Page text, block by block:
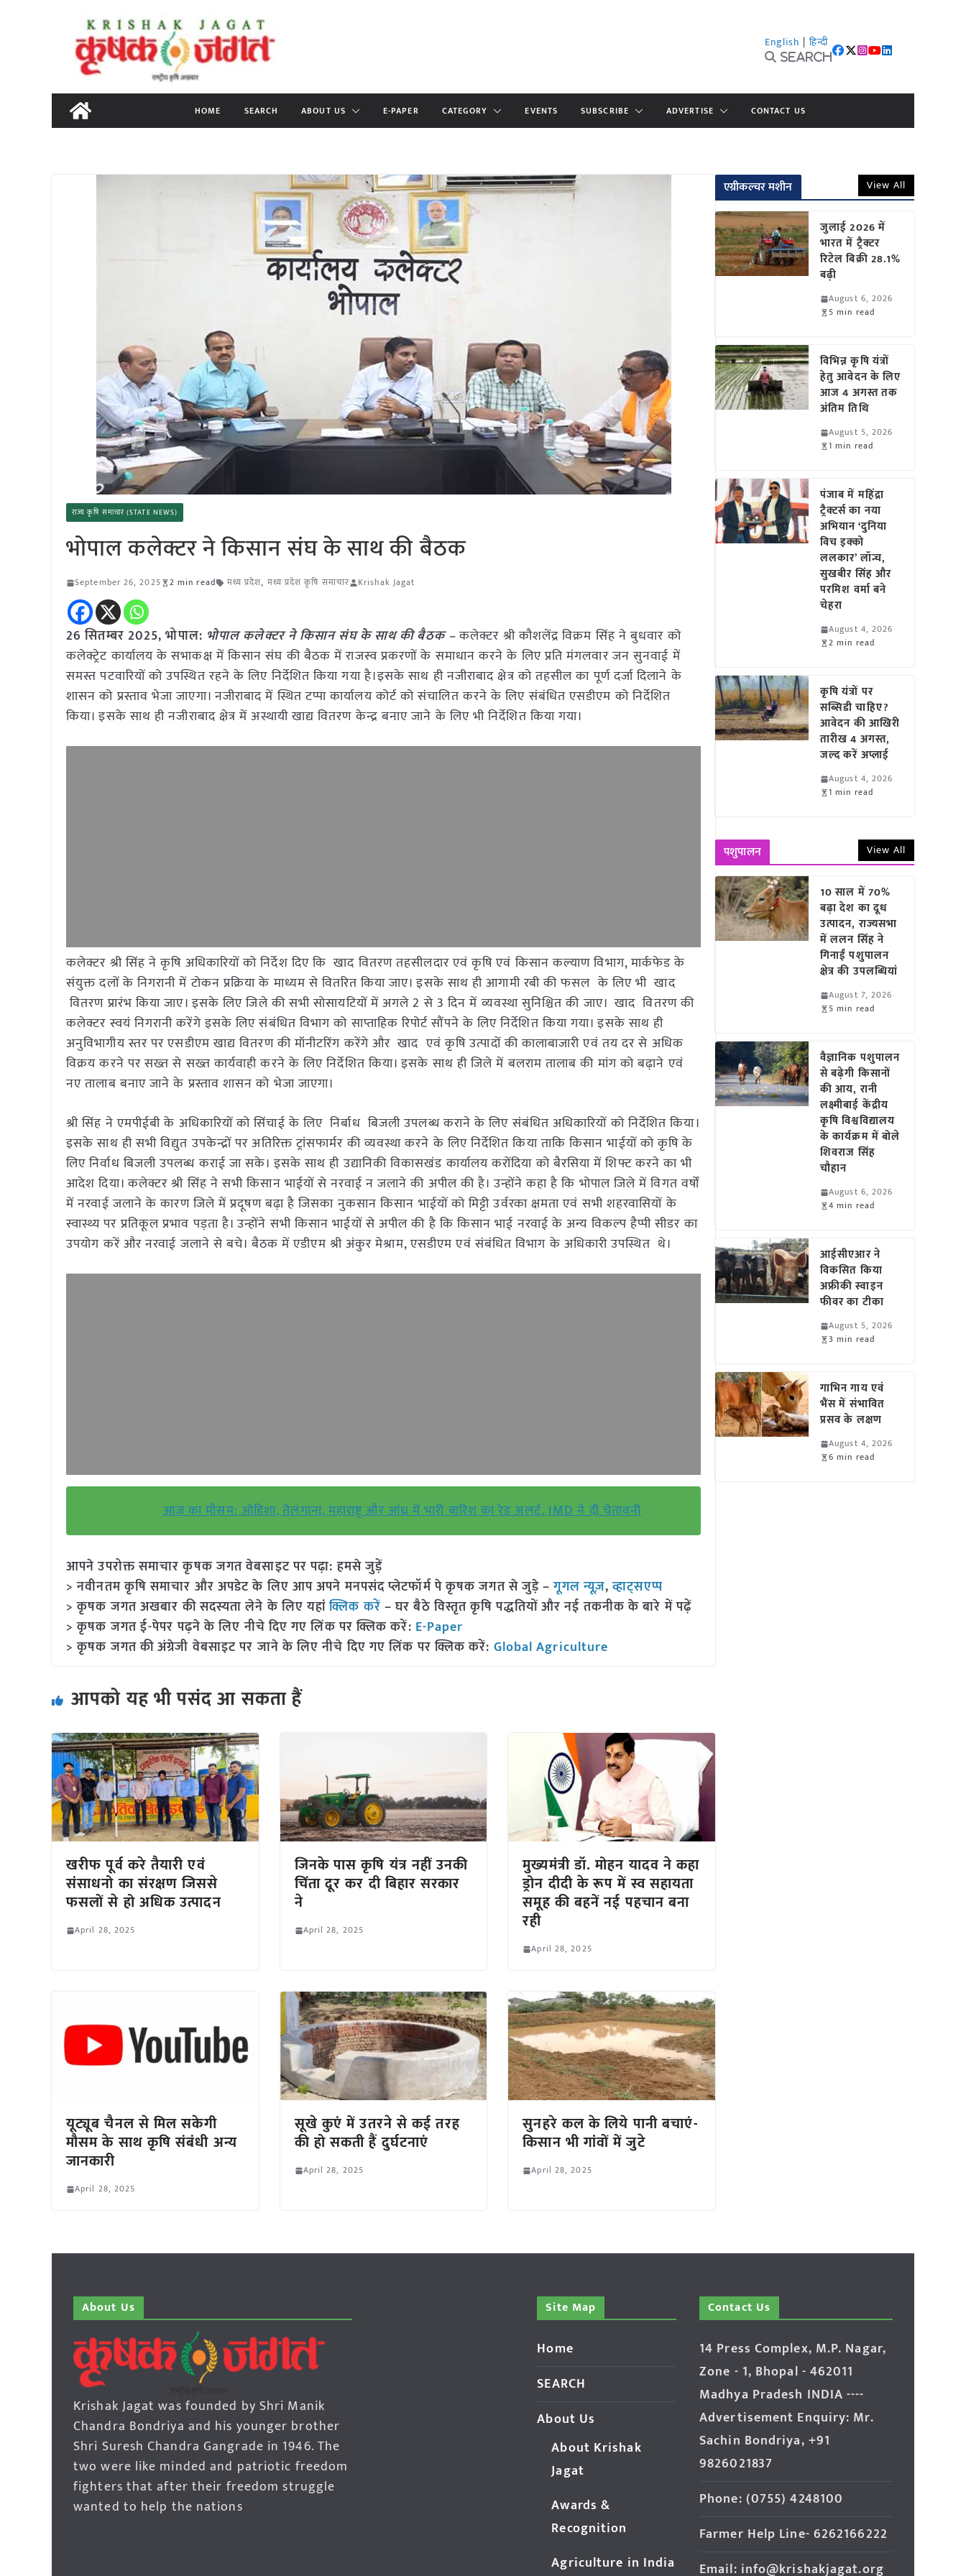
content
English | हिन्दी
Search
HOME SEARCH ABOUT US E-PAPER CATEGORY EVENTS SUBSCRIBE ADVERTISE CONTACT US
राज्य कृषि समाचार (STATE NEWS)
भोपाल कलेक्टर ने किसान संघ के साथ की बैठक
September 26, 2025 2 min read मध्य प्रदेश, मध्य प्रदेश कृषि समाचार Krishak Jagat
26 सितम्बर 2025,भोपाल: भोपाल कलेक्टर ने किसान संघ के साथ की बैठक –कलेक्टर श्री कौशलेंद्र विक्रम सिंह ने बुधवार को
कलेक्ट्रेट कार्यालय के सभाकक्ष में किसान संघ की बैठक में राजस्व प्रकरणों के समाधान करने के लिए प्रति मंगलवार जन सुनवाई में
समस्त पटवारियों को उपस्थित रहने के लिए निर्देशित किया गया है।इसके साथ ही नजीराबाद क्षेत्र को तहसील का पूर्ण दर्जा दिलाने के
शासन को प्रस्ताव भेजा जाएगा। नजीराबाद में स्थित टप्पा कार्यालय कोर्ट को संचालित करने के लिए संबंधित एसडीएम को निर्देशित
किया। इसके साथ ही नजीराबाद क्षेत्र में अस्थायी खाद्य वितरण केन्द्र बनाए जाने के लिए भी निर्देशित किया गया।
कलेक्टर श्री सिंह ने कृषि अधिकारियों को निर्देश दिए कि खाद वितरण तहसीलदार एवं कृषि एवं किसान कल्याण विभाग, मार्कफेड के
संयुक्त दलों के निगरानी में टोकन प्रक्रिया के माध्यम से वितरित किया जाए। इसके साथ ही आगामी रबी की फसल के लिए भी खाद
वितरण प्रारंभ किया जाए। इसके लिए जिले की सभी सोसायटियों में अगले 2 से 3 दिन में व्यवस्था सुनिश्चित की जाए। खाद वितरण की
कलेक्टर स्वयं निगरानी करेंगे इसके लिए संबंधित विभाग को साप्ताहिक रिपोर्ट सौंपने के लिए निर्देशित किया गया। इसके साथ ही
अनुविभागीय स्तर पर एसडीएम खाद्य वितरण की मॉनीटरिंग करेंगे और खाद एवं कृषि उत्पादों की कालाबाजारी एवं तय दर से अधिक
विक्रय करने पर सख्त से सख्त कार्यवाही करने के लिए निर्देशित किया। इसके साथ ही जिले में बलराम तालाब की मांग को बढ़ाने एवं
नए तालाब बनाए जाने के प्रस्ताव शासन को भेजा जाएगा।
श्री सिंह ने एमपीईबी के अधिकारियों को सिंचाई के लिए निर्बाध बिजली उपलब्ध कराने के लिए संबंधित अधिकारियों को निर्देशित किया।
इसके साथ ही सभी विद्युत उपकेन्द्रों पर अतिरिक्त ट्रांसफार्मर की व्यवस्था करने के लिए निर्देशित किया ताकि किसान भाईयों को कृषि के
लिए निर्वाध बिजली उपलब्ध कराई जा सके। इसके साथ ही उद्यानिकी विकासखंड कार्यालय करोंदिया को बैरसिया में शिफ्ट करने का भी
आदेश दिया। कलेक्टर श्री सिंह ने सभी किसान भाईयों से नरवाई न जलाने की अपील की है। उन्होंने कहा है कि भोपाल जिले में विगत वर्षों
में नरवाई जलाने के कारण जिले में प्रदूषण बढ़ा है जिसका नुकसान किसान भाईयों को मिट्टी उर्वरका क्षमता एवं सभी शहरवासियों के
स्वास्थ्य पर प्रतिकूल प्रभाव पड़ता है। उन्होंने सभी किसान भाईयों से अपील की है कि किसान भाई नरवाई के अन्य विकल्प हैप्पी सीडर का
उपयोग करें और नरवाई जलाने से बचे। बैठक में एडीएम श्री अंकुर मेश्राम, एसडीएम एवं संबंधित विभाग के अधिकारी उपस्थित थे।
आज का मौसम: ओडिशा, तेलंगाना, महाराष्ट्र और आंध्र में भारी बारिश का रेड अलर्ट, IMD ने दी चेतावनी
आपने उपरोक्त समाचार कृषक जगत वेबसाइट पर पढ़ा: हमसे जुड़ें
> नवीनतम कृषि समाचार और अपडेट के लिए आप अपने मनपसंद प्लेटफॉर्म पे कृषक जगत से जुड़े –गूगल न्यूज़,व्हाट्सएप्प
> कृषक जगत अखबार की सदस्यता लेने के लिए यहांक्लिक करें – घर बैठे विस्तृत कृषि पद्धतियों और नई तकनीक के बारे में पढ़ें
> कृषक जगत ई-पेपर पढ़ने के लिए नीचे दिए गए लिंक पर क्लिक करें: E-Paper
> कृषक जगत की अंग्रेजी वेबसाइट पर जाने के लिए नीचे दिए गए लिंक पर क्लिक करें: Global Agriculture
आपको यह भी पसंद आ सकता हैं
खरीफ पूर्व करे तैयारी एवं
संसाधनो का संरक्षण जिससे
फसलों से हो अधिक उत्पादन
April 28, 2025
जिनके पास कृषि यंत्र नहीं उनकी
चिंता दूर कर दी बिहार सरकार
ने
April 28, 2025
मुख्यमंत्री डॉ. मोहन यादव ने कहा
ड्रोन दीदी के रूप में स्व सहायता
समूह की बहनें नई पहचान बना
रही
April 28, 2025
यूट्यूब चैनल से मिल सकेगी
मौसम के साथ कृषि संबंधी अन्य
जानकारी
April 28, 2025
सूखे कुएं में उतरने से कई तरह
की हो सकती हैं दुर्घटनाएं
April 28, 2025
सुनहरे कल के लिये पानी बचाएं-
किसान भी गांवों में जुटे
April 28, 2025
एग्रीकल्चर मशीन View All
जुलाई 2026 में
भारत में ट्रैक्टर
रिटेल बिक्री 28.1%
बढ़ी
August 6, 2026
5 min read
विभिन्न कृषि यंत्रों
हेतु आवेदन के लिए
आज 4 अगस्त तक
अंतिम तिथि
August 5, 2026
1 min read
पंजाब में महिंद्रा
ट्रैक्टर्स का नया
अभियान ‘दुनिया
विच इक्को
ललकार’ लॉन्च,
सुखबीर सिंह और
परमिश वर्मा बने
चेहरा
August 4, 2026
2 min read
कृषि यंत्रों पर
सब्सिडी चाहिए?
आवेदन की आखिरी
तारीख 4 अगस्त,
जल्द करें अप्लाई
August 4, 2026
1 min read
पशुपालन View All
10 साल में 70%
बढ़ा देश का दूध
उत्पादन, राज्यसभा
में ललन सिंह ने
गिनाईं पशुपालन
क्षेत्र की उपलब्धियां
August 7, 2026
5 min read
वैज्ञानिक पशुपालन
से बढ़ेगी किसानों
की आय, रानी
लक्ष्मीबाई केंद्रीय
कृषि विश्वविद्यालय
के कार्यक्रम में बोले
शिवराज सिंह
चौहान
August 6, 2026
4 min read
आईसीएआर ने
विकसित किया
अफ्रीकी स्वाइन
फीवर का टीका
August 5, 2026
3 min read
गाभिन गाय एवं
भैंस में संभावित
प्रसव के लक्षण
August 4, 2026
6 min read
About Us
Krishak Jagat was founded by Shri Manik
Chandra Bondriya and his younger brother
Shri Suresh Chandra Gangrade in 1946. The
two were like minded and patriotic freedom
fighters that after their freedom struggle
wanted to help the nations
Site Map
Home
SEARCH
About Us
About Krishak
Jagat
Awards &
Recognition
Agriculture in India
Contact Us
14 Press Complex, M.P. Nagar,
Zone - 1, Bhopal - 462011
Madhya Pradesh INDIA ----
Advertisement Enquiry: Mr.
Sachin Bondriya, +91
9826021837
Phone: (0755) 4248100
Farmer Help Line- 6262166222
Email: info@krishakjagat.org